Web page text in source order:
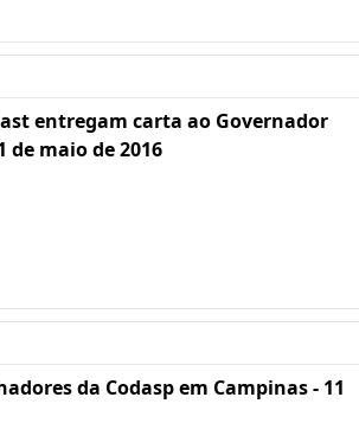
entregam carta ao Governador
de maio de 2016
da Codasp em Campinas - 11